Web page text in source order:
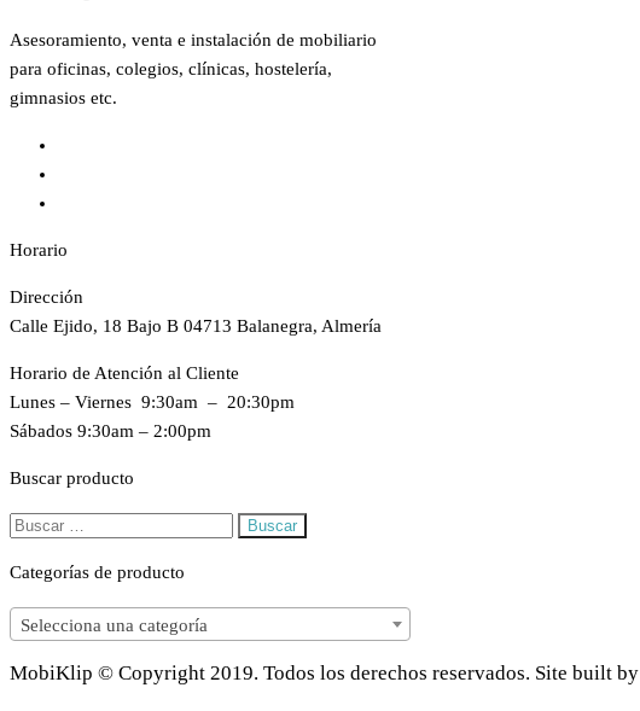
Asesoramiento, venta e instalación de mobiliario
para oficinas, colegios, clínicas, hostelería,
gimnasios etc.
Horario
Dirección
Calle Ejido, 18 Bajo B 04713 Balanegra, Almería
Horario de Atención al Cliente
Lunes – Viernes 9:30am – 20:30pm
Sábados 9:30am – 2:00pm
Buscar producto
Buscar:
Categorías de producto
Selecciona una categoría
MobiKlip © Copyright 2019. Todos los derechos reservados. Site built by